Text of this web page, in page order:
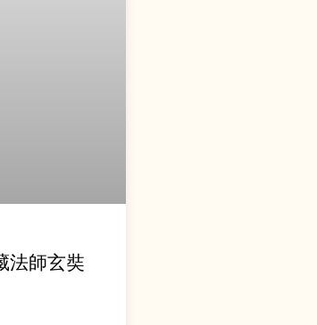
法師玄奘